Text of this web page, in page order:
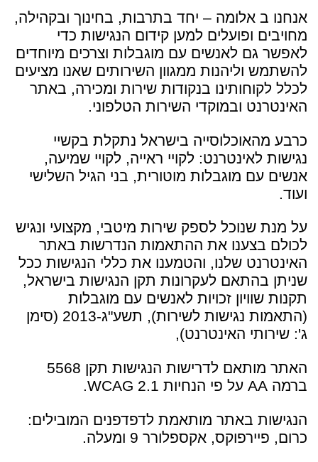
אנחנו ב אלומה – יחד בתרבות, בחינוך ובקהילה,
מחויבים ופועלים למען קידום הנגישות כדי
לאפשר גם לאנשים עם מוגבלות וצרכים מיוחדים
להשתמש וליהנות ממגוון השירותים שאנו מציעים
לכלל לקוחותינו בנקודות שירות ומכירה, באתר
האינטרנט ובמוקדי השירות הטלפוני.
כרבע מהאוכלוסייה בישראל נתקלת בקשיי
נגישות לאינטרנט: לקויי ראייה, לקויי שמיעה,
אנשים עם מוגבלות מוטורית, בני הגיל השלישי
ועוד.
על מנת שנוכל לספק שירות מיטבי, מקצועי ונגיש
לכולם בצענו את ההתאמות הנדרשות באתר
האינטרנט שלנו, והטמענו את כללי הנגישות ככל
שניתן בהתאם לעקרונות תקן הנגישות בישראל,
תקנות שוויון זכויות לאנשים עם מוגבלות
(התאמות נגישות לשירות), תשע"ג-2013 (סימן
ג': שירותי האינטרנט),
האתר מותאם לדרישות הנגישות תקן 5568
ברמה AA על פי הנחיות WCAG 2.1.
הנגישות באתר מותאמת לדפדפנים המובילים:
כרום, פיירפוקס, אקספלורר 9 ומעלה.